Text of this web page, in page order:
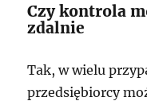
Czy kontrola
zdalnie
Tak, w wielu
przedsiębiorcy